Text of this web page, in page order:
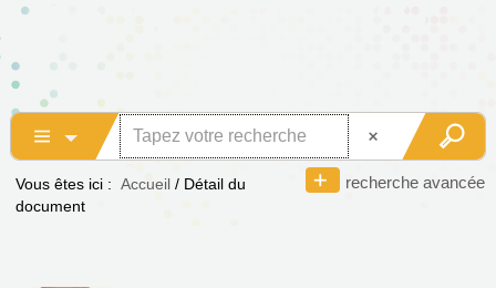
recherche avancée
Vous êtes ici : Accueil / Détail du
document